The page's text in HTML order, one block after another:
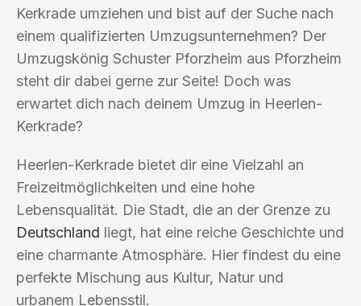
Kerkrade umziehen und bist auf der Suche nach
einem qualifizierten Umzugsunternehmen? Der
Umzugskönig Schuster Pforzheim aus Pforzheim
steht dir dabei gerne zur Seite! Doch was
erwartet dich nach deinem Umzug in Heerlen-
Kerkrade?
Heerlen-Kerkrade bietet dir eine Vielzahl an
Freizeitmöglichkeiten und eine hohe
Lebensqualität. Die Stadt, die an der Grenze zu
Deutschland liegt, hat eine reiche Geschichte und
eine charmante Atmosphäre. Hier findest du eine
perfekte Mischung aus Kultur, Natur und
urbanem Lebensstil.